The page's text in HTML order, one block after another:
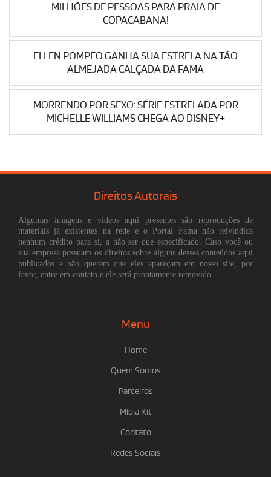
MILHÕES DE PESSOAS PARA PRAIA DE
COPACABANA!
ELLEN POMPEO GANHA SUA ESTRELA NA TÃO
ALMEJADA CALÇADA DA FAMA
MORRENDO POR SEXO: SÉRIE ESTRELADA POR
MICHELLE WILLIAMS CHEGA AO DISNEY+
Direitos Autorais
Algumas imagens e vídeos aqui presentes são reproduções de
materiais já existentes na rede e o Portal Fama não reivindica
nenhum crédito para si, a não ser que especificado. Caso você ou
sua empresa possuam os direitos sobre alguns desses conteúdos aqui
publicados e não querem que eles apareçam em nosso site, por
favor, entre em contato e ele será prontamente removido.
Menu
Home
Quem Somos
Parceiros
Mídia Kit
Contato
Redes Sociais